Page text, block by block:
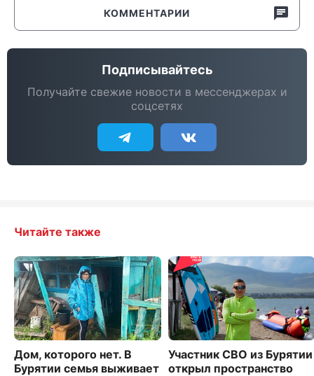
КОММЕНТАРИИ
Подписывайтесь
Получайте свежие новости в мессенджерах и
соцсетях
Читайте также
Дом, которого нет. В
Бурятии семья выживает
Участник СВО из Бурятии
открыл пространство